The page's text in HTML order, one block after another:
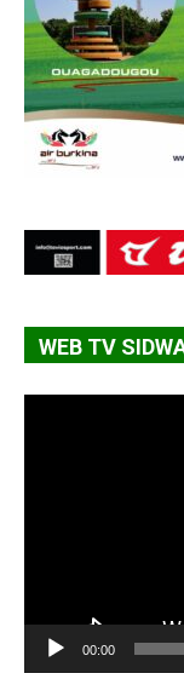
WEB TV
00:00